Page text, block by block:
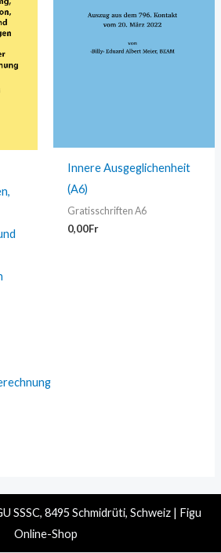
Innere Ausgeglichenheit
(A6)
Gratisschriften A6
0,00Fr
SSSC, 8495 Schmidrüti, Schweiz | Figu
Online-Shop